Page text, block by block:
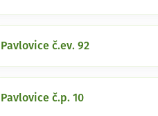
Pavlovice č.ev. 92
Pavlovice č.p. 10